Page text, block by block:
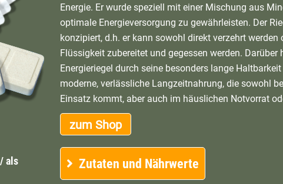
als
Energie. Er wurde speziell mit einer Mischung aus
optimale Energieversorgung zu gewährleisten. Der
konzipiert, d.h. er kann sowohl direkt verzehrt
Flüssigkeit zubereitet und gegessen werden.
Energieriegel durch seine besonders lange
moderne, verlässliche Langzeitnahrung, die sowohl
Einsatz kommt, aber auch im häuslichen Notvorrat
zum Shop
Zutaten und Nährwerte